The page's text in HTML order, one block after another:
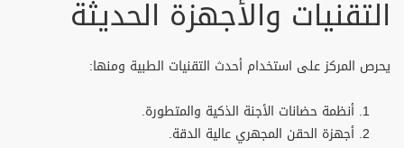
التقنيات والأجهزة الحديثة
يحرص المركز على استخدام أحدث التقنيات الطبية ومنها:
أنظمة حضانات الأجنة الذكية والمتطورة.
أجهزة الحقن المجهري عالية الدقة.